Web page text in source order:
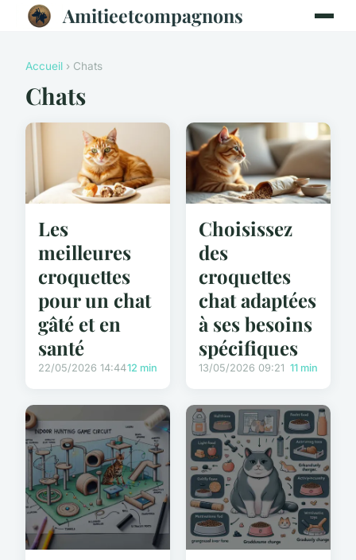
Amitieetcompagnons
Accueil › Chats
Chats
Les
meilleures
croquettes
pour un chat
gâté et en
santé
22/05/2026 14:4412 min
Choisissez
des
croquettes
chat adaptées
à ses besoins
spécifiques
13/05/2026 09:21 11 min